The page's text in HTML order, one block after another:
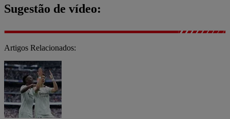
Sugestão de vídeo:
Artigos Relacionados: